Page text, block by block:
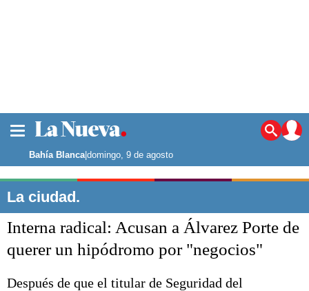
Noticias
La ciudad
Punta Alta
El mundo
Seguridad
Opinión
Deportes
Escenario Olímpico
Bahía Blanca|domingo, 9 de agosto
La ciudad.
Interna radical: Acusan a Álvarez Porte de
querer un hipódromo por "negocios"
Después de que el titular de Seguridad del